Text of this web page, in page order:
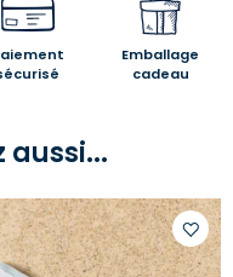
Emballage
cadeau
aussi...